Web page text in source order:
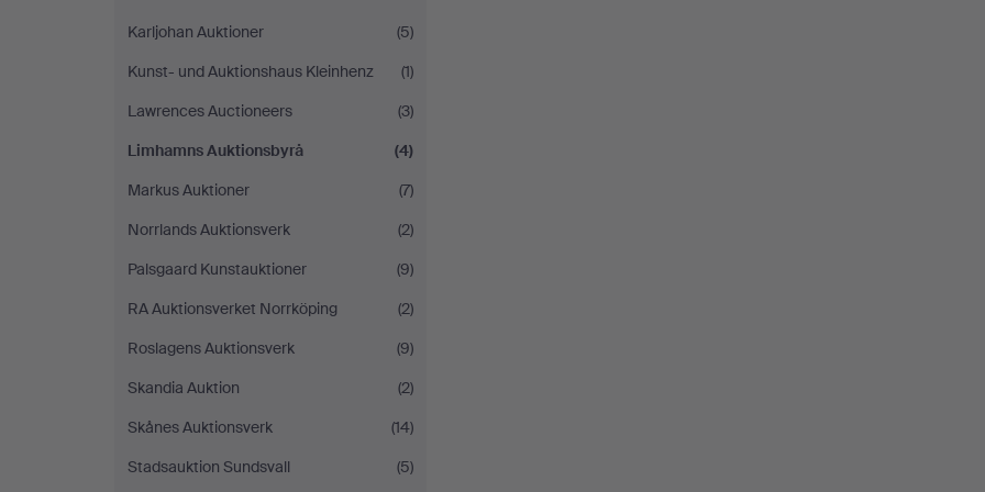
Karljohan Auktioner
(5)
Kunst- und Auktionshaus Kleinhenz
(1)
Lawrences Auctioneers
(3)
Limhamns Auktionsbyrå
(4)
Markus Auktioner
(7)
Norrlands Auktionsverk
(2)
Palsgaard Kunstauktioner
(9)
RA Auktionsverket Norrköping
(2)
Roslagens Auktionsverk
(9)
Skandia Auktion
(2)
Skånes Auktionsverk
(14)
Stadsauktion Sundsvall
(5)